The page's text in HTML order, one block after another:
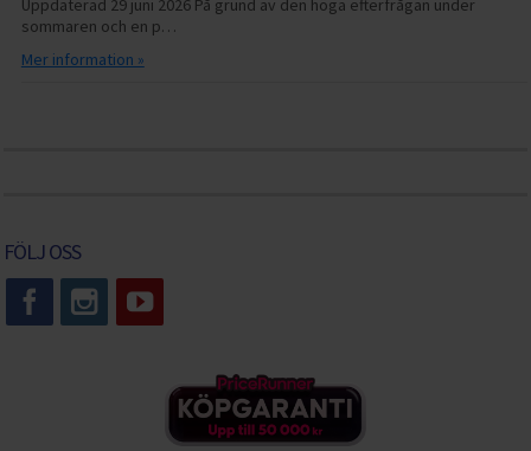
Uppdaterad 29 juni 2026 På grund av den höga efterfrågan under
sommaren och en p…
Mer information »
FÖLJ OSS